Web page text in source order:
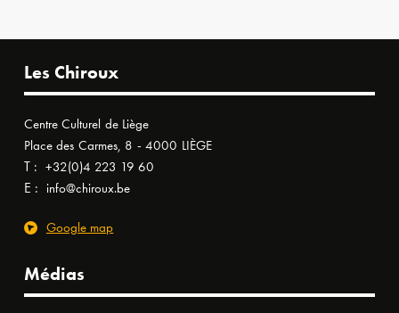
Les Chiroux
Centre Culturel de Liège
Place des Carmes, 8 - 4000 LIÈGE
T : +32(0)4 223 19 60
E : info@chiroux.be
Google map
Médias